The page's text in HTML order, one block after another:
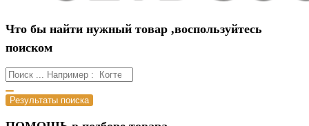
Что бы найти нужный товар ,воспользуйтесь
поиском
Результаты поиска